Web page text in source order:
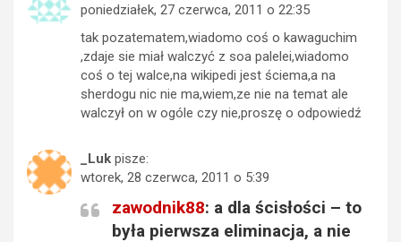
poniedziałek, 27 czerwca, 2011 o 22:35
tak pozatematem,wiadomo coś o kawaguchim
,zdaje sie miał walczyć z soa palelei,wiadomo
coś o tej walce,na wikipedi jest ściema,a na
sherdogu nic nie ma,wiem,ze nie na temat ale
walczył on w ogóle czy nie,proszę o odpowiedź
_Luk pisze:
wtorek, 28 czerwca, 2011 o 5:39
zawodnik88: a dla ścisłości – to
była pierwsza eliminacja, a nie